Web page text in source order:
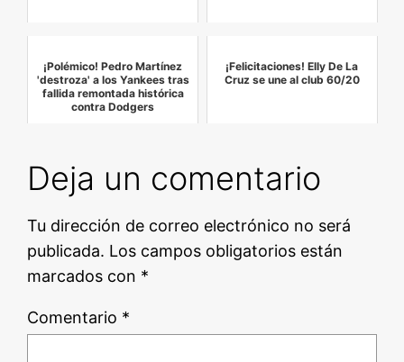
¡Polémico! Pedro Martínez
'destroza' a los Yankees tras
fallida remontada histórica
contra Dodgers
¡Felicitaciones! Elly De La
Cruz se une al club 60/20
Deja un comentario
Tu dirección de correo electrónico no será
publicada. Los campos obligatorios están
marcados con *
Comentario *